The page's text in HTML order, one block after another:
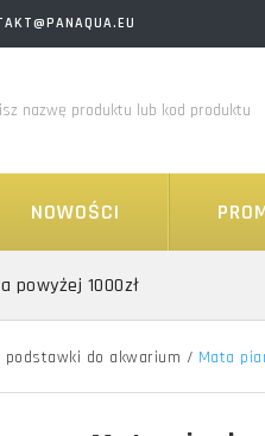
NOWOŚCI
powyżej 1000zł
podstawki do akwarium / Mata